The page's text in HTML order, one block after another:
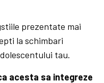
prezentate mai
la schimbari
tau.
acesta sa integreze